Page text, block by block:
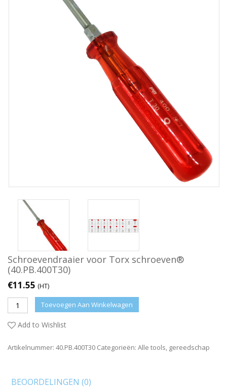
Schroevendraaier voor Torx schroeven®
(40.PB.400T30)
€11.55 (HT)
Toevoegen Aan Winkelwagen
Add to Wishlist
Artikelnummer: 40.PB.400T30 Categorieën: Alle tools, gereedschap
BEOORDELINGEN (0)